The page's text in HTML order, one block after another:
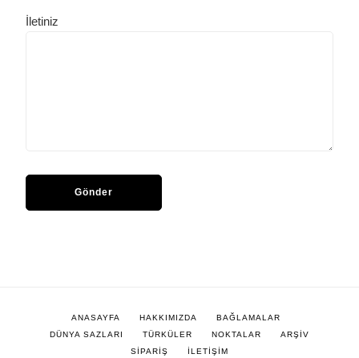
İletiniz
ANASAYFA HAKKIMIZDA
BAĞLAMALAR
DÜNYA SAZLARI
TÜRKÜLER NOKTALAR
ARŞİV
SİPARİŞ
İLETİŞİM